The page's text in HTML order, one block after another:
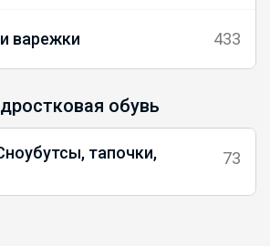
варежки 433
обувь
тапочки,
73